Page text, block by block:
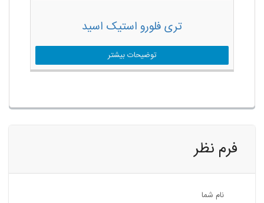
تری فلورو استیک اسید
توضیحات بیشتر
فرم نظر
نام شما